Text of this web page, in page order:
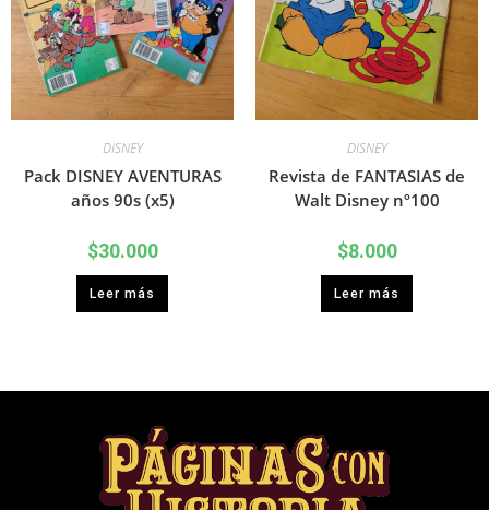
DISNEY
Pack DISNEY AVENTURAS
años 90s (x5)
$30.000
Leer más
DISNEY
Revista de FANTASIAS de
Walt Disney nº100
$8.000
Leer más